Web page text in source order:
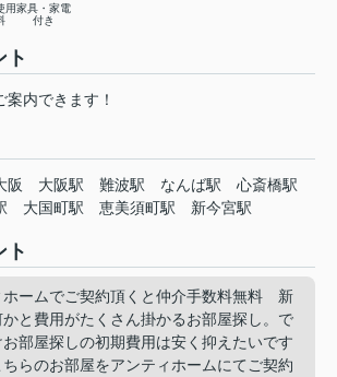
用家具・家電
付き
ト
内できます！
阪 大阪駅 難波駅 なんば駅
心斎橋駅
大国町駅 恵美須町駅 新今宮駅
ト
ホームでご契約頂くと仲介手数料無料 新
と費用がたくさん掛かるお部屋探し。で
お部屋探しの初期費用は安く抑えたいです
ちらのお部屋をアンティホームにてご契約